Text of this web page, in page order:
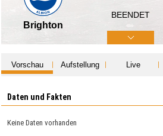
Brighton
BEENDET
Vorschau Aufstellung Live
Daten und Fakten
Keine Daten vorhanden